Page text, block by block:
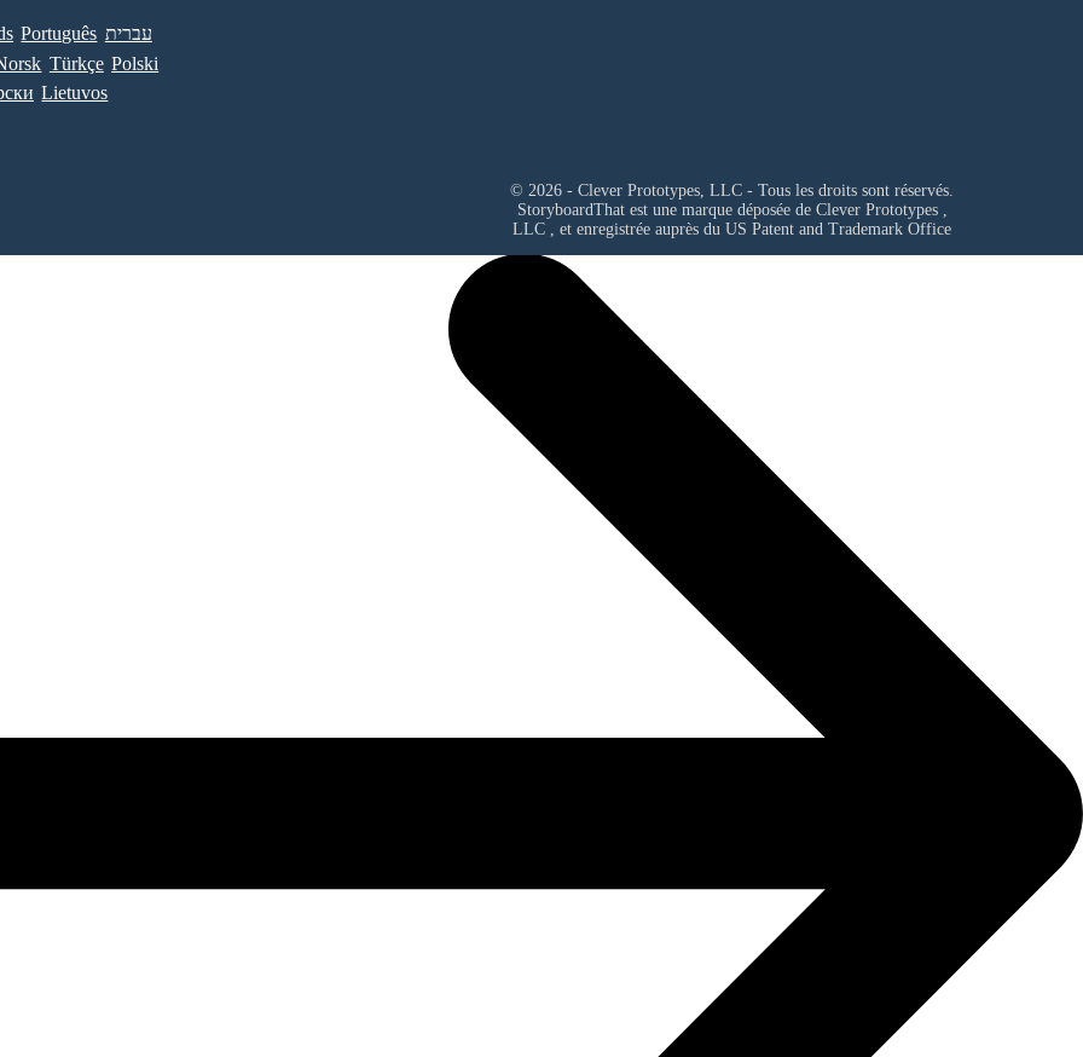
Português עברית
Türkçe Polski
Lietuvos
© 2026 - Clever Prototypes, LLC - Tous les droits sont réservés.
StoryboardThat est une marque déposée de Clever Prototypes ,
LLC , et enregistrée auprès du US Patent and Trademark Office